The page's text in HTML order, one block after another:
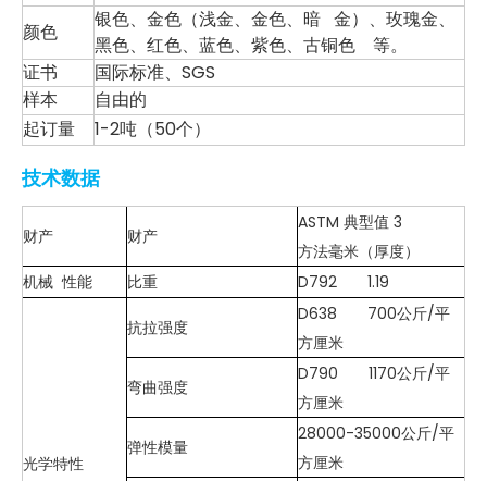
颜色
银色、金色（浅金、金色、暗 金）、玫瑰金、
黑色、红色、蓝色、紫色、古铜色 等。
证书
国际标准、SGS
样本
自由的
起订量
1-2吨（50个）
技术数据
财产 财产
ASTM 典型值 3
方法毫米（厚度）
机械 性能
比重 D792 1.19
光学特性
抗拉强度
D638 700公斤/平
方厘米
弯曲强度
D790 1170公斤/平
方厘米
弹性模量
28000-35000公斤/平
方厘米